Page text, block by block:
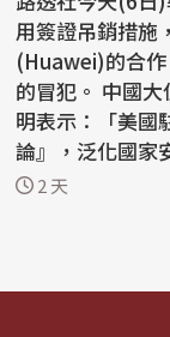
用簽證吊銷措施
(Huawei)的合
的冒犯。 中國大使館5日深夜在社群媒體上發佈一份聲
明表示：「美國
論』，泛化國家
止正常...
2 天